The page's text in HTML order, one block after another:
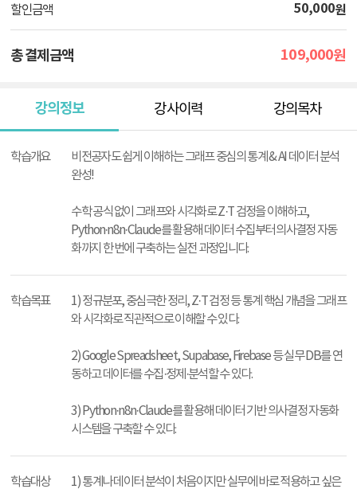
할인금액 50,000원
총 결제금액 109,000원
강의정보 강사이력 강의목차
학습개요
비전공자도 쉽게 이해하는 그래프 중심의 통계 & AI 데이터 분석
완성!
수학 공식 없이 그래프와 시각화로 Z·T 검정을 이해하고,
Python·n8n·Claude를 활용해 데이터 수집부터 의사결정 자동
화까지 한 번에 구축하는 실전 과정입니다.
학습목표
1) 정규분포, 중심극한 정리, Z·T 검정 등 통계 핵심 개념을 그래프
와 시각화로 직관적으로 이해할 수 있다.
2) Google Spreadsheet, Supabase, Firebase 등 실무 DB를 연
동하고 데이터를 수집·정제·분석할 수 있다.
3) Python·n8n·Claude를 활용해 데이터 기반 의사결정 자동화
시스템을 구축할 수 있다.
학습대상
1) 통계나 데이터 분석이 처음이지만 실무에 바로 적용하고 싶은